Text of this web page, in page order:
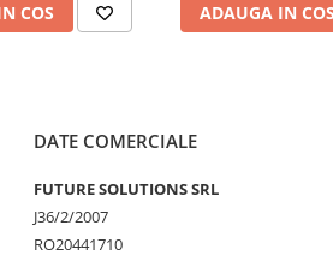
COS ADAUGA IN COS
DATE COMERCIALE
FUTURE SOLUTIONS SRL
J36/2/2007
RO20441710